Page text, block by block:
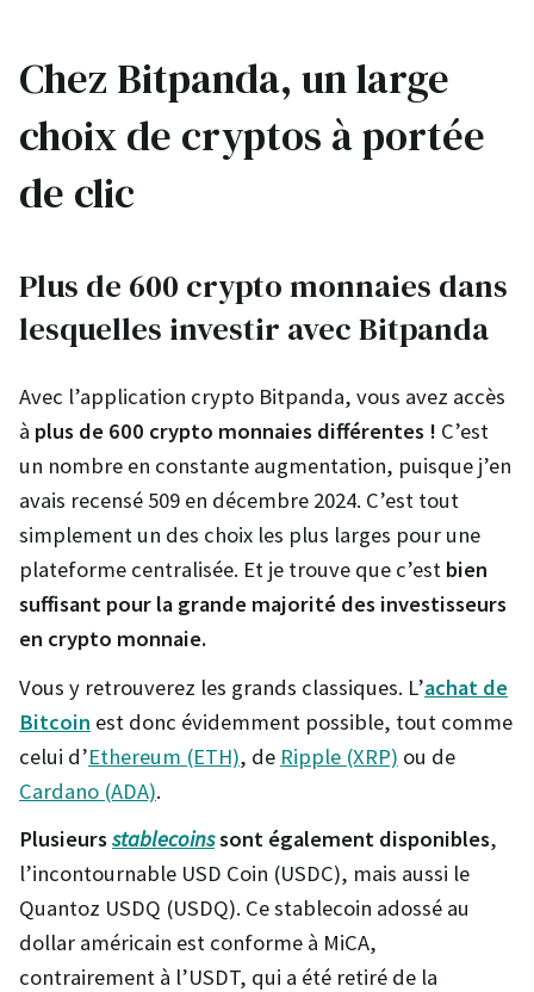
Chez Bitpanda, un large
choix de cryptos à portée
de clic
Plus de 600 crypto monnaies dans
lesquelles investir avec Bitpanda
Avec l’application crypto Bitpanda, vous avez accès
à plus de 600 crypto monnaies différentes ! C’est
un nombre en constante augmentation, puisque j’en
avais recensé 509 en décembre 2024. C’est tout
simplement un des choix les plus larges pour une
plateforme centralisée. Et je trouve que c’est bien
suffisant pour la grande majorité des investisseurs
en crypto monnaie.
Vous y retrouverez les grands classiques. L’achat de
Bitcoin est donc évidemment possible, tout comme
celui d’Ethereum (ETH), de Ripple (XRP) ou de
Cardano (ADA).
Plusieursstablecoinssont également disponibles,
l’incontournable USD Coin (USDC), mais aussi le
Quantoz USDQ (USDQ). Ce stablecoin adossé au
dollar américain est conforme à MiCA,
contrairement à l’USDT, qui a été retiré de la